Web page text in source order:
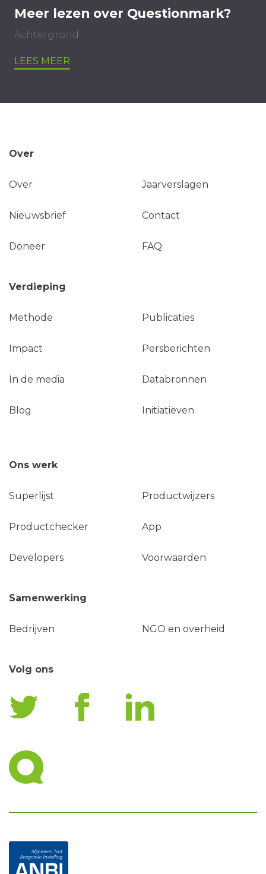
Meer lezen over Questionmark?
Achtergrond
LEES MEER
Over
Over Jaarverslagen
Nieuwsbrief Contact
Doneer FAQ
Verdieping
Methode Publicaties
Impact Persberichten
In de media Databronnen
Blog Initiatieven
Ons werk
Superlijst Productwijzers
Productchecker App
Developers Voorwaarden
Samenwerking
Bedrijven NGO en overheid
Volg ons